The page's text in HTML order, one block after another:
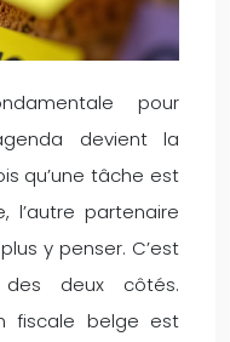
pour
devient la
qu’une tâche est
l’autre partenaire
y penser. C’est
deux côtés.
fiscale belge est